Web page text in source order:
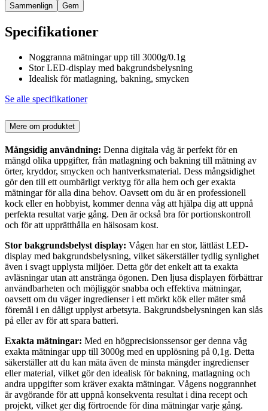
Sammenlign Gem
Specifikationer
Noggranna mätningar upp till 3000g/0.1g
Stor LED-display med bakgrundsbelysning
Idealisk för matlagning, bakning, smycken
Se alle specifikationer
Mere om produktet
Mångsidig användning: Denna digitala våg är perfekt för en
mängd olika uppgifter, från matlagning och bakning till mätning av
örter, kryddor, smycken och hantverksmaterial. Dess mångsidighet
gör den till ett oumbärligt verktyg för alla hem och ger exakta
mätningar för alla dina behov. Oavsett om du är en professionell
kock eller en hobbyist, kommer denna våg att hjälpa dig att uppnå
perfekta resultat varje gång. Den är också bra för portionskontroll
och för att upprätthålla en hälsosam kost.
Stor bakgrundsbelyst display: Vågen har en stor, lättläst LED-
display med bakgrundsbelysning, vilket säkerställer tydlig synlighet
även i svagt upplysta miljöer. Detta gör det enkelt att ta exakta
avläsningar utan att anstränga ögonen. Den ljusa displayen förbättrar
användbarheten och möjliggör snabba och effektiva mätningar,
oavsett om du väger ingredienser i ett mörkt kök eller mäter små
föremål i en dåligt upplyst arbetsyta. Bakgrundsbelysningen kan slås
på eller av för att spara batteri.
Exakta mätningar: Med en högprecisionssensor ger denna våg
exakta mätningar upp till 3000g med en upplösning på 0,1g. Detta
säkerställer att du kan mäta även de minsta mängder ingredienser
eller material, vilket gör den idealisk för bakning, matlagning och
andra uppgifter som kräver exakta mätningar. Vågens noggrannhet
är avgörande för att uppnå konsekventa resultat i dina recept och
projekt, vilket ger dig förtroende för dina mätningar varje gång.